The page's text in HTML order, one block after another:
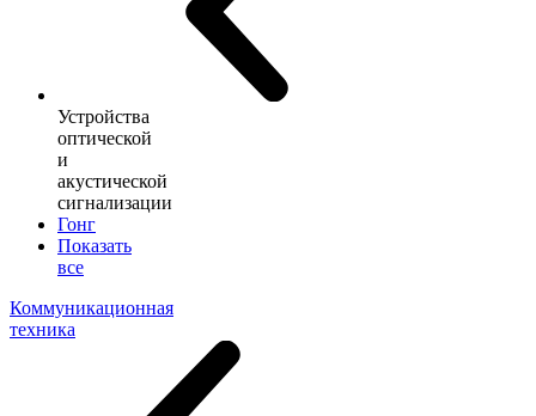
Устройства
оптической
и
акустической
сигнализации
Гонг
Показать
все
Коммуникационная
техника